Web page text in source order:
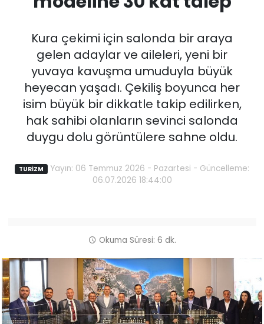
Kura çekimi için salonda bir araya
gelen adaylar ve aileleri, yeni bir
yuvaya kavuşma umuduyla büyük
heyecan yaşadı. Çekiliş boyunca her
isim büyük bir dikkatle takip edilirken,
hak sahibi olanların sevinci salonda
duygu dolu görüntülere sahne oldu.
TURİZM Yayın: 06 Temmuz 2026 - Pazartesi - Güncelleme:
06.07.2026 18:44:00
Okuma Süresi: 6 dk.